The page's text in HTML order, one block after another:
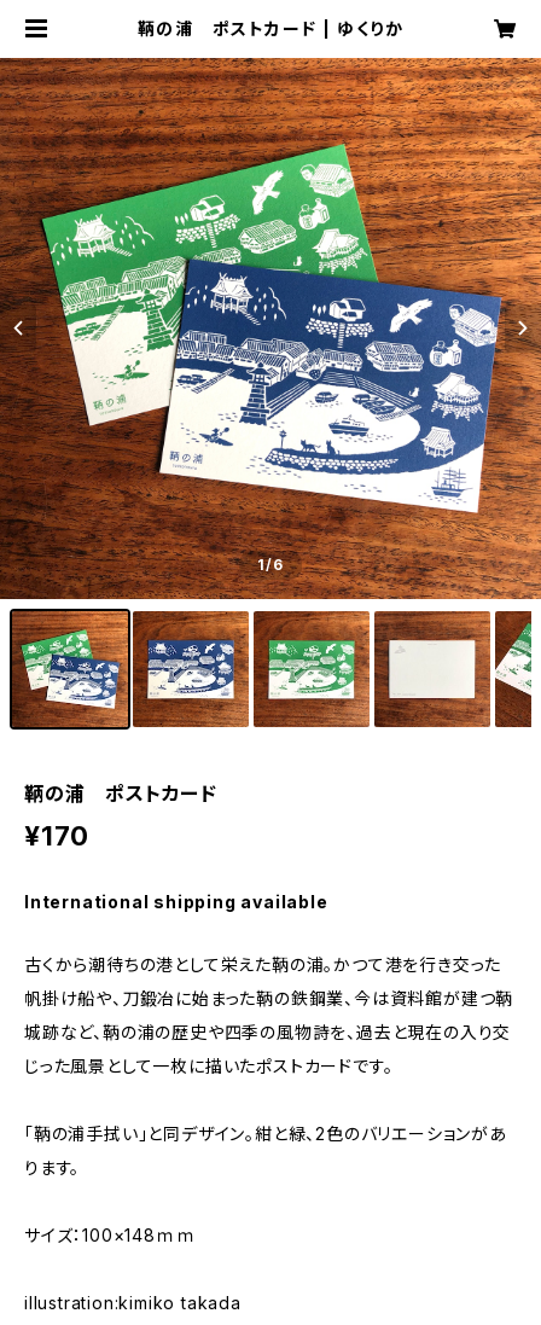
鞆の浦 ポストカード | ゆくりか
1/6
鞆の浦 ポストカード
¥170
International shipping available
古くから潮待ちの港として栄えた鞆の浦。かつて港を行き交った
帆掛け船や、刀鍛冶に始まった鞆の鉄鋼業、今は資料館が建つ鞆
城跡など、鞆の浦の歴史や四季の風物詩を、過去と現在の入り交
じった風景として一枚に描いたポストカードです。
「鞆の浦手拭い」と同デザイン。紺と緑、2色のバリエーションがあ
ります。
サイズ：100×148ｍｍ
illustration:kimiko takada